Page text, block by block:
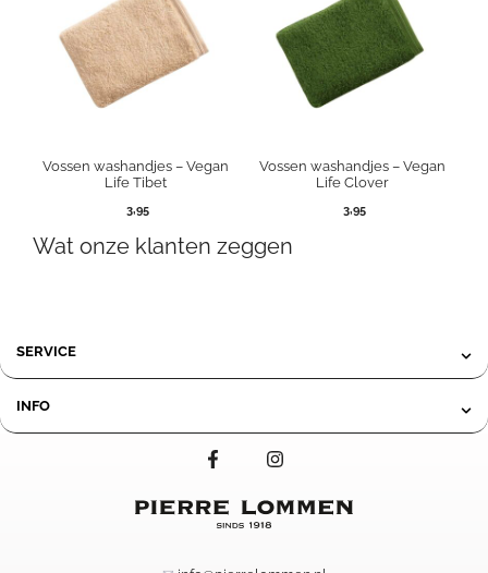
Vossen washandjes – Vegan
Life Tibet
3,95
Vossen washandjes – Vegan
Life Clover
3,95
Wat onze klanten zeggen
SERVICE
INFO